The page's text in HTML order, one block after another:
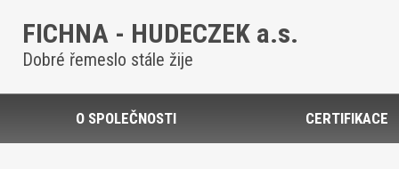
FICHNA - HUDECZEK a.s.
Dobré řemeslo stále žije
O SPOLEČNOSTI CERTIFIKACE